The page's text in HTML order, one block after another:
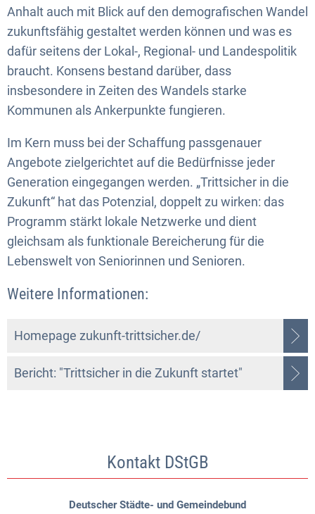
Anhalt auch mit Blick auf den demografischen Wandel
zukunftsfähig gestaltet werden können und was es
dafür seitens der Lokal-, Regional- und Landespolitik
braucht. Konsens bestand darüber, dass
insbesondere in Zeiten des Wandels starke
Kommunen als Ankerpunkte fungieren.
Im Kern muss bei der Schaffung passgenauer
Angebote zielgerichtet auf die Bedürfnisse jeder
Generation eingegangen werden. „Trittsicher in die
Zukunft“ hat das Potenzial, doppelt zu wirken: das
Programm stärkt lokale Netzwerke und dient
gleichsam als funktionale Bereicherung für die
Lebenswelt von Seniorinnen und Senioren.
Weitere Informationen:
Homepage zukunft-trittsicher.de/
Bericht: "Trittsicher in die Zukunft startet"
Kontakt DStGB
Deutscher Städte- und Gemeindebund